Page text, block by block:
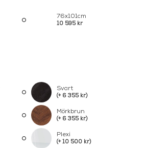
76x101cm
10 595 kr
Svart
(+ 6 355 kr)
Mörkbrun
(+ 6 355 kr)
Plexi
(+ 10 500 kr)